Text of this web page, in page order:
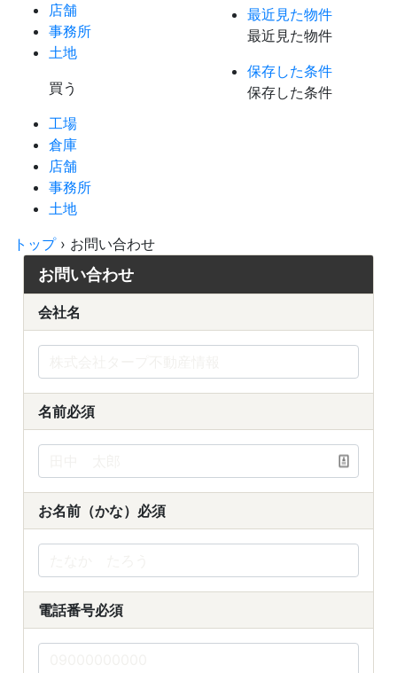
店舗
事務所
土地
買う
工場
倉庫
店舗
事務所
土地
最近見た物件
最近見た物件
保存した条件
保存した条件
トップ› お問い合わせ
お問い合わせ
会社名
名前必須
お名前（かな） 必須
電話番号必須